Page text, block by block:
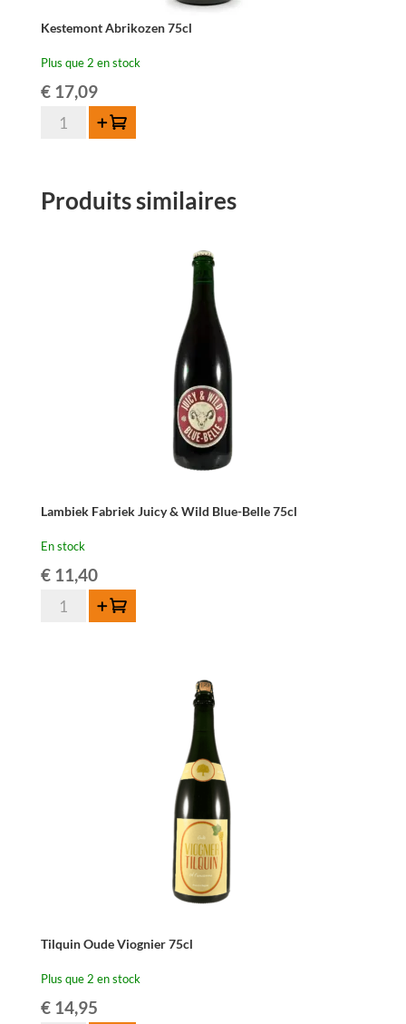
Kestemont Abrikozen 75cl
Plus que 2 en stock
€17,09
quantité
75cl
Ajouter au panier
Produits similaires
Lambiek Fabriek Juicy & Wild Blue-Belle 75cl
En stock
€11,40
quantité
Ajouter au panier
Tilquin Oude Viognier 75cl
Plus que 2 en stock
€14,95